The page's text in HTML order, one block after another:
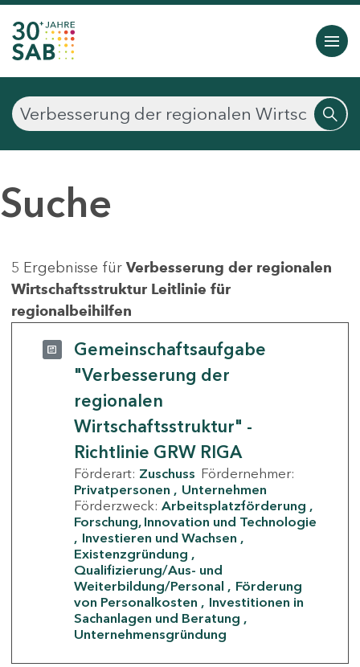
Suche
5 Ergebnisse für Verbesserung der regionalen
Wirtschaftsstruktur Leitlinie für
regionalbeihilfen
Gemeinschaftsaufgabe
"Verbesserung der
regionalen
Wirtschaftsstruktur" -
Richtlinie GRW RIGA
Förderart: Zuschuss Fördernehmer:
Privatpersonen
Unternehmen
Förderzweck: Arbeitsplatzförderung
Forschung, Innovation und Technologie
Investieren und Wachsen
Existenzgründung
Qualifizierung/Aus- und
Weiterbildung/Personal
Förderung
von Personalkosten
Investitionen in
Sachanlagen und Beratung
Unternehmensgründung